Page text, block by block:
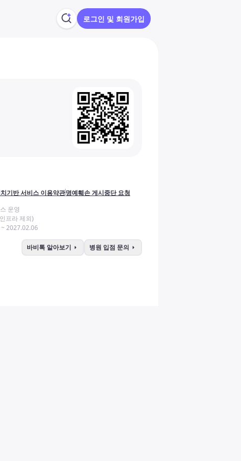
로그인 및 회원가입
기반 서비스 이용약관명예훼손 게시중단 요청
운영
프라 제외)
2027.02.06
바비톡 알아보기 arrow_right 병원 입점 문의 arrow_right